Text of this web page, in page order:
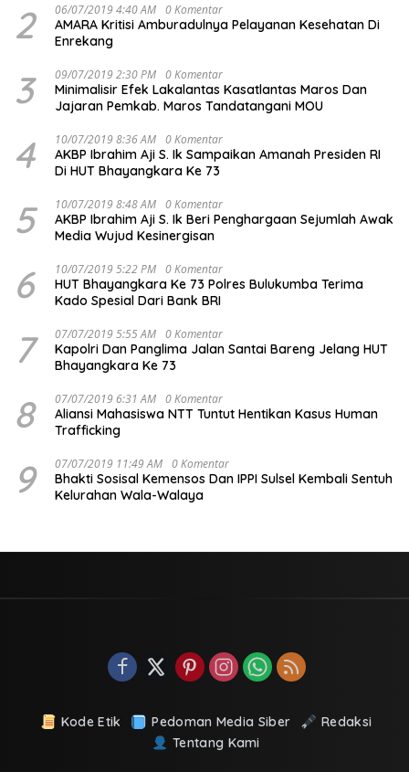
2 06/07/2019 4:40 AM 0 Komentar
AMARA Kritisi Amburadulnya Pelayanan Kesehatan Di
Enrekang
3 09/07/2019 2:30 PM 0 Komentar
Minimalisir Efek Lakalantas Kasatlantas Maros Dan
Jajaran Pemkab. Maros Tandatangani MOU
4 10/07/2019 8:36 AM 0 Komentar
AKBP Ibrahim Aji S. Ik Sampaikan Amanah Presiden RI
Di HUT Bhayangkara Ke 73
5 10/07/2019 8:48 AM 0 Komentar
AKBP Ibrahim Aji S. Ik Beri Penghargaan Sejumlah Awak
Media Wujud Kesinergisan
6 10/07/2019 5:22 PM 0 Komentar
HUT Bhayangkara Ke 73 Polres Bulukumba Terima
Kado Spesial Dari Bank BRI
7 07/07/2019 5:55 AM 0 Komentar
Kapolri Dan Panglima Jalan Santai Bareng Jelang HUT
Bhayangkara Ke 73
8 07/07/2019 6:31 AM 0 Komentar
Aliansi Mahasiswa NTT Tuntut Hentikan Kasus Human
Trafficking
9 07/07/2019 11:49 AM 0 Komentar
Bhakti Sosisal Kemensos Dan IPPI Sulsel Kembali Sentuh
Kelurahan Wala-Walaya
Kode Etik Pedoman Media Siber
Redaksi
Tentang Kami